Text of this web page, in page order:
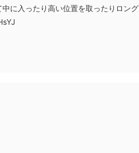
に入ったり高い位置を取ったりロング